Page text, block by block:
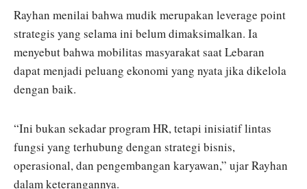
Rayhan menilai bahwa mudik merupakan leverage point
strategis yang selama ini belum dimaksimalkan. Ia
menyebut bahwa mobilitas masyarakat saat Lebaran
dapat menjadi peluang ekonomi yang nyata jika dikelola
dengan baik.
“Ini bukan sekadar program HR, tetapi inisiatif lintas
fungsi yang terhubung dengan strategi bisnis,
operasional, dan pengembangan karyawan,” ujar Rayhan
dalam keterangannya.